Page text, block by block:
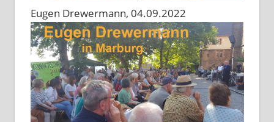
Eugen Drewermann, 04.09.2022